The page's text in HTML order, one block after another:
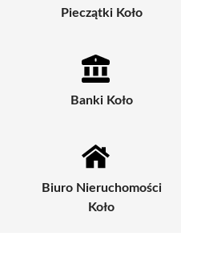
Pieczątki Koło
Banki Koło
Biuro Nieruchomości
Koło